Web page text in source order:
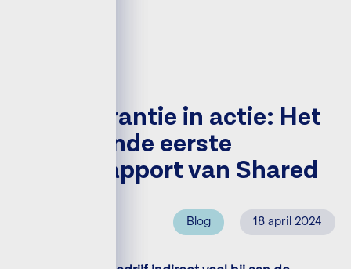
Transparantie in actie: Het
onthullende eerste
impactrapport van Shared
Blog 18 april 2024